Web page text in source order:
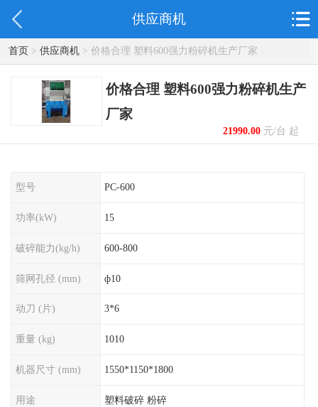
供应商机
首页> 供应商机> 价格合理 塑料600强力粉碎机生产厂家
价格合理 塑料600强力粉碎机生产
厂家
21990.00元/台 起
型号 PC-600
功率(kW) 15
破碎能力(kg/h) 600-800
筛网孔径 (mm) ф10
动刀 (片) 3*6
重量 (kg) 1010
机器尺寸 (mm) 1550*1150*1800
用途 塑料破碎 粉碎